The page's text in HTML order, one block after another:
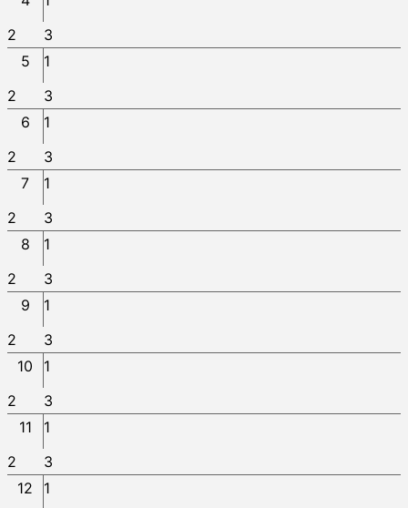
2
3
5
1
2
3
6
1
2
3
7
1
2
3
8
1
2
3
9
1
2
3
10
1
2
3
11
1
2
3
12
1